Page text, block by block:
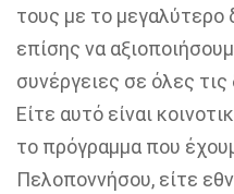
τους με το
επίσης να
συνέργειες σε όλες
Είτε αυτό είναι
το πρόγραμμα που
Πελοποννήσου, είτε